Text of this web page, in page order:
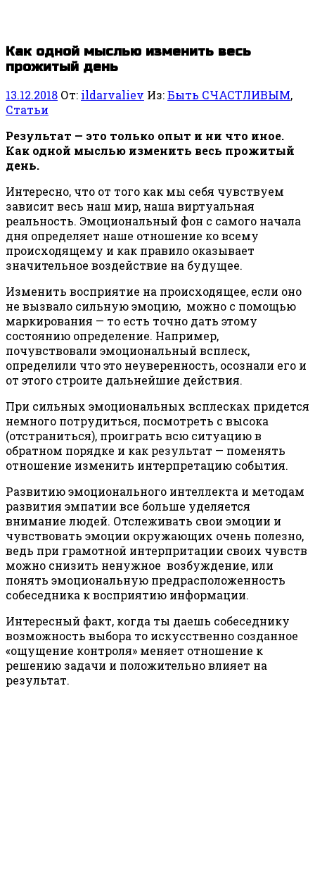
Как одной мыслью изменить весь
прожитый день
13.12.2018 От: ildarvaliev Из:Быть СЧАСТЛИВЫМ,
Статьи
Результат — это только опыт и ни что иное.
Как одной мыслью изменить весь прожитый
день.
Интересно, что от того как мы себя чувствуем
зависит весь наш мир, наша виртуальная
реальность. Эмоциональный фон с самого начала
дня определяет наше отношение ко всему
происходящему и как правило оказывает
значительное воздействие на будущее.
Изменить восприятие на происходящее, если оно
не вызвало сильную эмоцию, можно с помощью
маркирования — то есть точно дать этому
состоянию определение. Например,
почувствовали эмоциональный всплеск,
определили что это неуверенность, осознали его и
от этого строите дальнейшие действия.
При сильных эмоциональных всплесках придется
немного потрудиться, посмотреть с высока
(отстраниться), проиграть всю ситуацию в
обратном порядке и как результат — поменять
отношение изменить интерпретацию события.
Развитию эмоционального интеллекта и методам
развития эмпатии все больше уделяется
внимание людей. Отслеживать свои эмоции и
чувствовать эмоции окружающих очень полезно,
ведь при грамотной интерпритации своих чувств
можно снизить ненужное возбуждение, или
понять эмоциональную предрасположенность
собеседника к восприятию информации.
Интересный факт, когда ты даешь собеседнику
возможность выбора то искусственно созданное
«ощущение контроля» меняет отношение к
решению задачи и положительно влияет на
результат.